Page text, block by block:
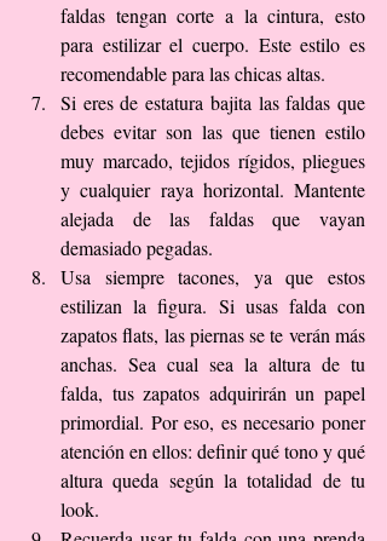
faldas tengan corte a la cintura, esto
para estilizar el cuerpo. Este estilo es
recomendable para las chicas altas.
Si eres de estatura bajita las faldas que
debes evitar son las que tienen estilo
muy marcado, tejidos rígidos, pliegues
y cualquier raya horizontal. Mantente
alejada de las faldas que vayan
demasiado pegadas.
Usa siempre tacones, ya que estos
estilizan la figura. Si usas falda con
zapatos flats, las piernas se te verán más
anchas. Sea cual sea la altura de tu
falda, tus zapatos adquirirán un papel
primordial. Por eso, es necesario poner
atención en ellos: definir qué tono y qué
altura queda según la totalidad de tu
look.